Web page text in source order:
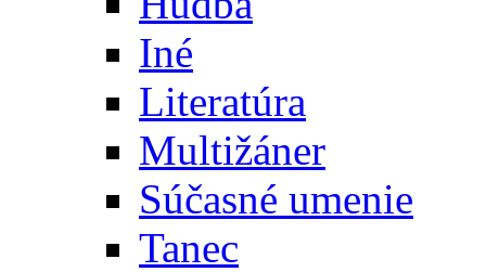
Iné
Literatúra
Multižáner
Súčasné umenie
Tanec